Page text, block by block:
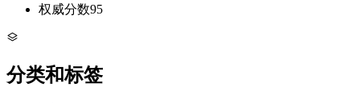
权威分数95
分类和标签